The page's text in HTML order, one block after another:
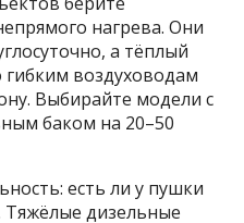
нагрева. Они
а тёплый
гибким воздуховодам
Выбирайте модели с
баком на 20–50
есть ли у пушки
Тяжёлые дизельные